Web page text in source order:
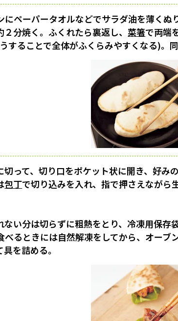
にペーパータオルなどでサラダ油を薄くぬ
２分焼く。ふくれたら裏返し、 菜箸で両端
することで全体がふくらみやすくなる)。
切って、切り口をポケット状に開き、好み
包丁で切り込みを入れ、指で押さえながら
い分は切らずに粗熱をとり、冷凍用保存
べるときには自然解凍をしてから、オーブ
を詰める。